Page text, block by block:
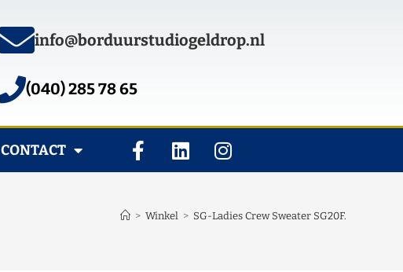
info@borduurstudiogeldrop.nl
(040) 285 78 65
CONTACT
> Winkel > SG-Ladies Crew Sweater SG20F.